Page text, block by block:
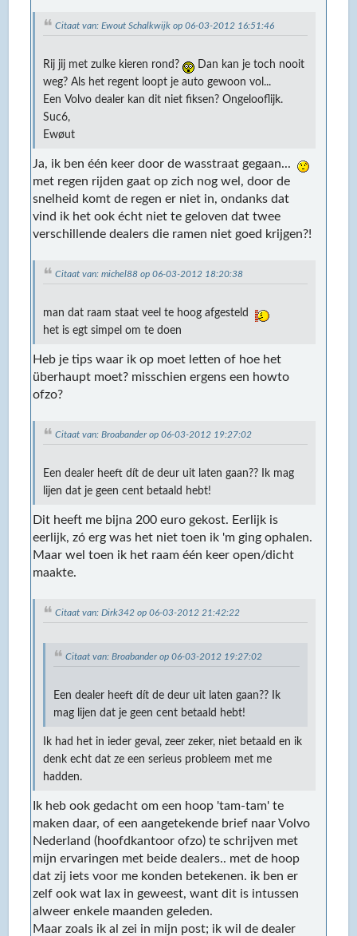
Citaat van: Ewout Schalkwijk op 06-03-2012 16:51:46
Rij jij met zulke kieren rond?
Dan kan je toch nooit
weg? Als het regent loopt je auto gewoon vol...
Een Volvo dealer kan dit niet fiksen? Ongelooflijk.
Suc6,
Ewøut
Ja, ik ben één keer door de wasstraat gegaan...
met regen rijden gaat op zich nog wel, door de
snelheid komt de regen er niet in, ondanks dat
vind ik het ook écht niet te geloven dat twee
verschillende dealers die ramen niet goed krijgen?!
Citaat van: michel88 op 06-03-2012 18:20:38
man dat raam staat veel te hoog afgesteld
het is egt simpel om te doen
Heb je tips waar ik op moet letten of hoe het
überhaupt moet? misschien ergens een howto
ofzo?
Citaat van: Broabander op 06-03-2012 19:27:02
Een dealer heeft dít de deur uit laten gaan?? Ik mag
lijen dat je geen cent betaald hebt!
Dit heeft me bijna 200 euro gekost. Eerlijk is
eerlijk, zó erg was het niet toen ik 'm ging ophalen.
Maar wel toen ik het raam één keer open/dicht
maakte.
Citaat van: Dirk342 op 06-03-2012 21:42:22
Citaat van: Broabander op 06-03-2012 19:27:02
Een dealer heeft dít de deur uit laten gaan?? Ik
mag lijen dat je geen cent betaald hebt!
Ik had het in ieder geval, zeer zeker, niet betaald en ik
denk echt dat ze een serieus probleem met me
hadden.
Ik heb ook gedacht om een hoop 'tam-tam' te
maken daar, of een aangetekende brief naar Volvo
Nederland (hoofdkantoor ofzo) te schrijven met
mijn ervaringen met beide dealers.. met de hoop
dat zij iets voor me konden betekenen. ik ben er
zelf ook wat lax in geweest, want dit is intussen
alweer enkele maanden geleden.
Maar zoals ik al zei in mijn post; ik wil de dealer